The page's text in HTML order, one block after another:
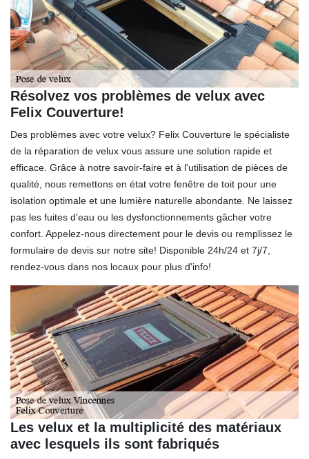
Résolvez vos problèmes de velux avec
Felix Couverture!
Des problèmes avec votre velux? Felix Couverture le spécialiste
de la réparation de velux vous assure une solution rapide et
efficace. Grâce à notre savoir-faire et à l'utilisation de pièces de
qualité, nous remettons en état votre fenêtre de toit pour une
isolation optimale et une lumière naturelle abondante. Ne laissez
pas les fuites d'eau ou les dysfonctionnements gâcher votre
confort. Appelez-nous directement pour le devis ou remplissez le
formulaire de devis sur notre site! Disponible 24h/24 et 7j/7,
rendez-vous dans nos locaux pour plus d'info!
Les velux et la multiplicité des matériaux
avec lesquels ils sont fabriqués